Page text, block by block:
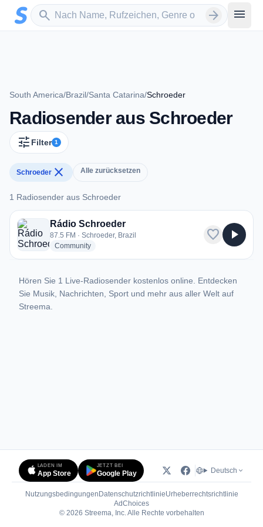
Zum Hauptinhalt springen
search
Sender suchen arrow_forward menu
South America/Brazil/Santa Catarina/Schroeder
Radiosender aus Schroeder
tune Filter 1
Schroeder close Alle zurücksetzen
1 Radiosender aus Schroeder
1 Radiosender aus Schroeder
Rádio Schroeder
87.5 FM · Schroeder, Brazil
Communityradio stations
favorite play_arrow
Hören Sie 1 Live-Radiosender kostenlos online. Entdecken
Sie Musik, Nachrichten, Sport und mehr aus aller Welt auf
Streema.
LADEN IM
App Store
JETZT BEI
Google Play Deutsch
Nutzungsbedingungen DatenschutzrichtlinieUrheberrechtsrichtlinie
AdChoices(öffnet in neuem Tab)
© 2026 Streema, Inc. Alle Rechte vorbehalten